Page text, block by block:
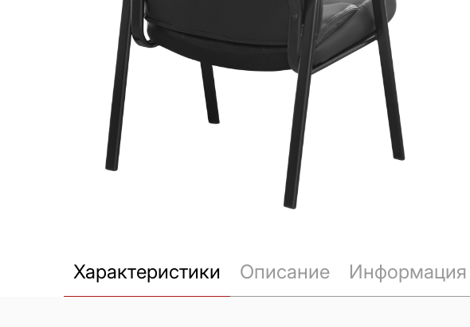
Характеристики Описание Информация